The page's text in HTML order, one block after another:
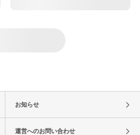
お知らせ
運営へのお問い合わせ